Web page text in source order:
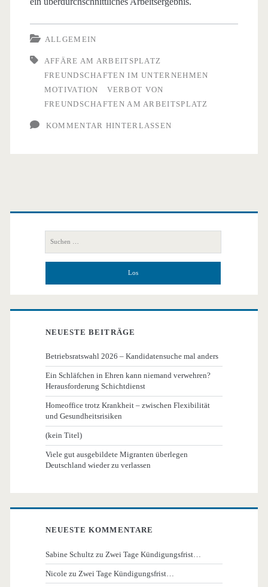
ALLGEMEIN
AFFÄRE AM ARBEITSPLATZ
FREUNDSCHAFTEN IM UNTERNEHMEN
MOTIVATION
VERBOT VON
FREUNDSCHAFTEN AM ARBEITSPLATZ
KOMMENTAR HINTERLASSEN
Primäre
Seitenleiste
nach:
NEUESTE BEITRÄGE
Betriebsratswahl 2026 – Kandidatensuche mal anders
Ein Schläfchen in Ehren kann niemand verwehren?
Herausforderung Schichtdienst
Homeoffice trotz Krankheit – zwischen Flexibilität
und Gesundheitsrisiken
(kein Titel)
Viele gut ausgebildete Migranten überlegen
Deutschland wieder zu verlassen
NEUESTE KOMMENTARE
Sabine Schultz zu Zwei Tage Kündigungsfrist…
Nicole zu Zwei Tage Kündigungsfrist…